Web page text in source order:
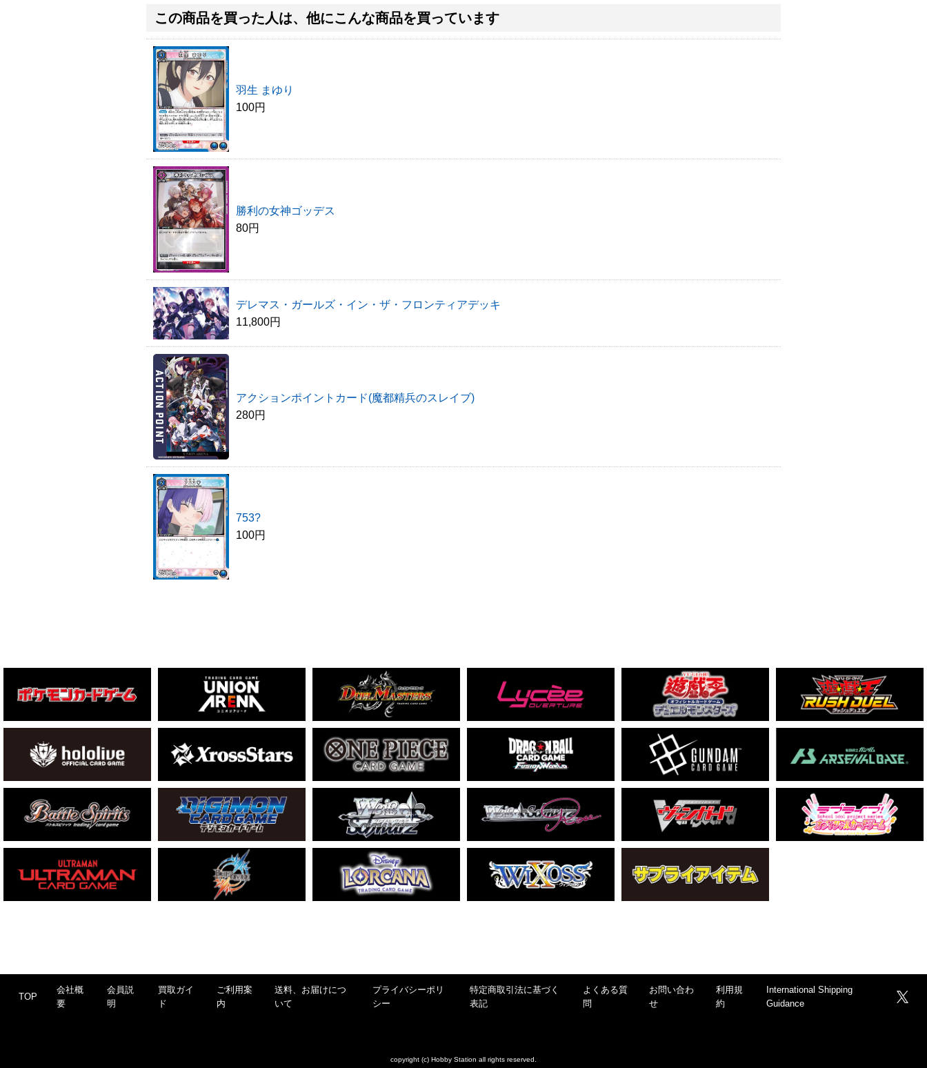
この商品を買った人は、他にこんな商品を買っています
羽生 まゆり
100円
勝利の女神ゴッデス
80円
デレマス・ガールズ・イン・ザ・フロンティアデッキ
11,800円
アクションポイントカード(魔都精兵のスレイブ)
280円
753?
100円
TOP
会社概
要
会員説
明
買取ガイ
ド
ご利用案
内
送料、お届けにつ
いて
プライバシーポリ
シー
特定商取引法に基づく
表記
よくある質
問
お問い合わ
せ
利用規
約
International Shipping
Guidance
copyright (c) Hobby Station all rights reserved.